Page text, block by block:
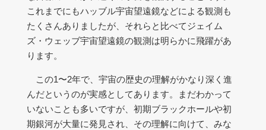
これまでにもハッブル宇宙望遠鏡などによる観測も
たくさんありましたが、それらと比べてジェイム
ズ・ウェッブ宇宙望遠鏡の観測は明らかに飛躍があ
ります。
この1〜2年で、宇宙の歴史の理解がかなり深く進
んだというのが実感としてあります。まだわかって
いないことも多いですが、初期ブラックホールや初
期銀河が大量に発見され、その理解に向けて、みな